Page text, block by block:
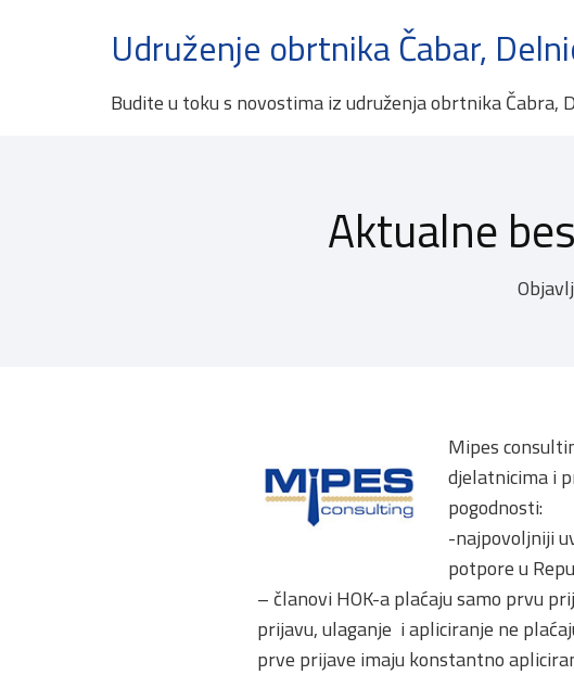
Udruženje obrtnika Čabar,
Budite u toku s novostima iz udruženja obrtnika Čabra,
Aktualne
Mipes
djelatnicima i
pogodnosti:
-najpovoljniji
potpore u
– članovi HOK-a plaćaju samo prvu
prijavu, ulaganje i apliciranje ne
prve prijave imaju konstantno